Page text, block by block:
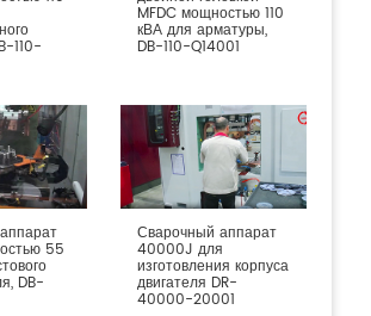
110-
MFDC мощностью 110
кВА для арматуры,
DB-110-Q14001
55
DB-
Сварочный аппарат
40000J для
изготовления корпуса
двигателя DR-
40000-20001